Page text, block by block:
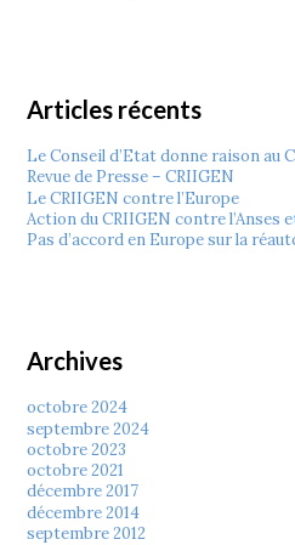
Articles récents
Le Conseil d’Etat donne raison au
Revue de Presse – CRIIGEN
Le CRIIGEN contre l’Europe
Action du CRIIGEN contre l’Anses
Pas d’accord en Europe sur la
Archives
octobre 2024
septembre 2024
octobre 2023
octobre 2021
décembre 2017
décembre 2014
septembre 2012